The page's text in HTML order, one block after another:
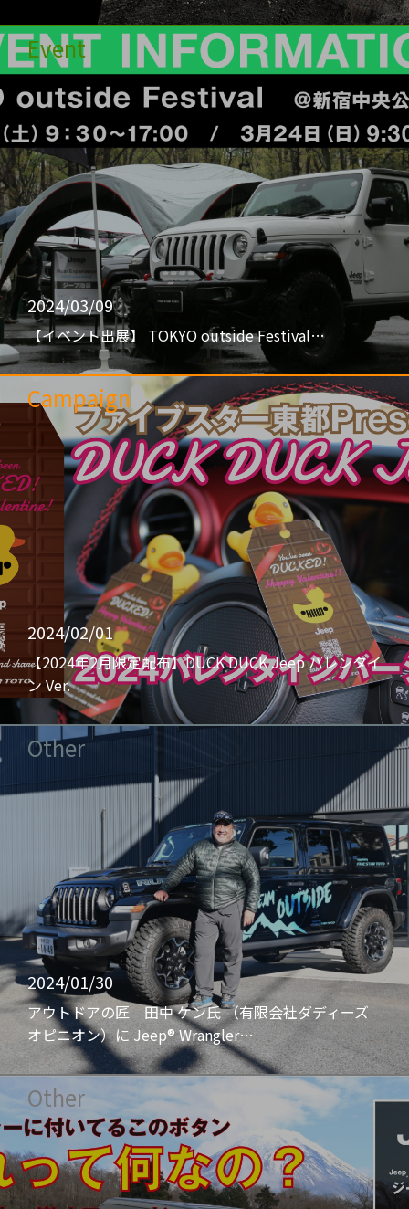
Event
2024/03/09
【イベント出展】 TOKYO outside Festival…
Campaign
2024/02/01
【2024年2月限定配布】DUCK DUCK Jeep バレンタイ
ン Ver.
Other
2024/01/30
アウトドアの匠 田中 ケン氏 （有限会社ダディーズ
オピニオン）に Jeep® Wrangler…
Other